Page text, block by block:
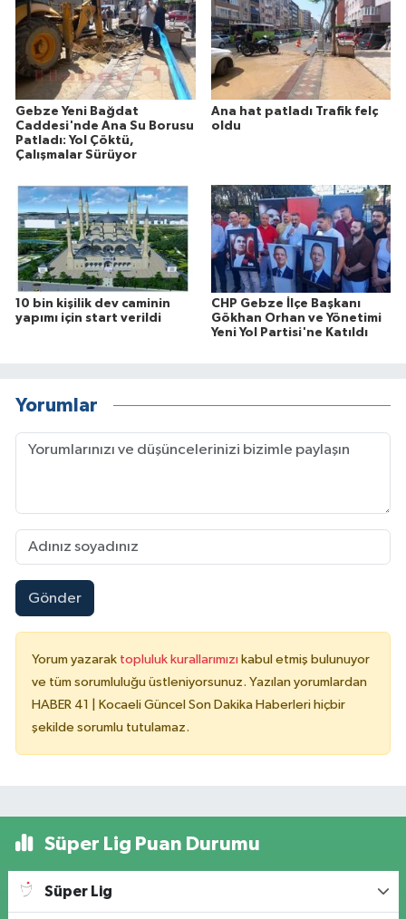
Gebze Yeni Bağdat
Caddesi'nde Ana Su Borusu
Patladı: Yol Çöktü,
Çalışmalar Sürüyor
Ana hat patladı Trafik felç
oldu
10 bin kişilik dev caminin
yapımı için start verildi
CHP Gebze İlçe Başkanı
Gökhan Orhan ve Yönetimi
Yeni Yol Partisi'ne Katıldı
Yorumlar
Gönder
Yorum yazarak topluluk kurallarımızı kabul etmiş bulunuyor
ve tüm sorumluluğu üstleniyorsunuz. Yazılan yorumlardan
HABER 41 | Kocaeli Güncel Son Dakika Haberleri hiçbir
şekilde sorumlu tutulamaz.
Süper Lig Puan Durumu
Süper Lig